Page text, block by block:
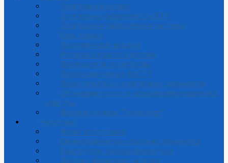
Электронный каталог
Электронная библиотека КузГТУ
Электронные библиотечные системы
Базы данных
Периодические издания
Ресурсы открытого доступа
Путеводители по ресурсам
Персоналии ученых КузГТУ
Поиск печатных и электронных документов
Обучающие курсы по основам информационной
культуры
Издания системы "Техэксперт"
Читателям
Новые поступления
Библиографическое описание документов
Конструктор списков литературы
Доступ к формуляру читателя